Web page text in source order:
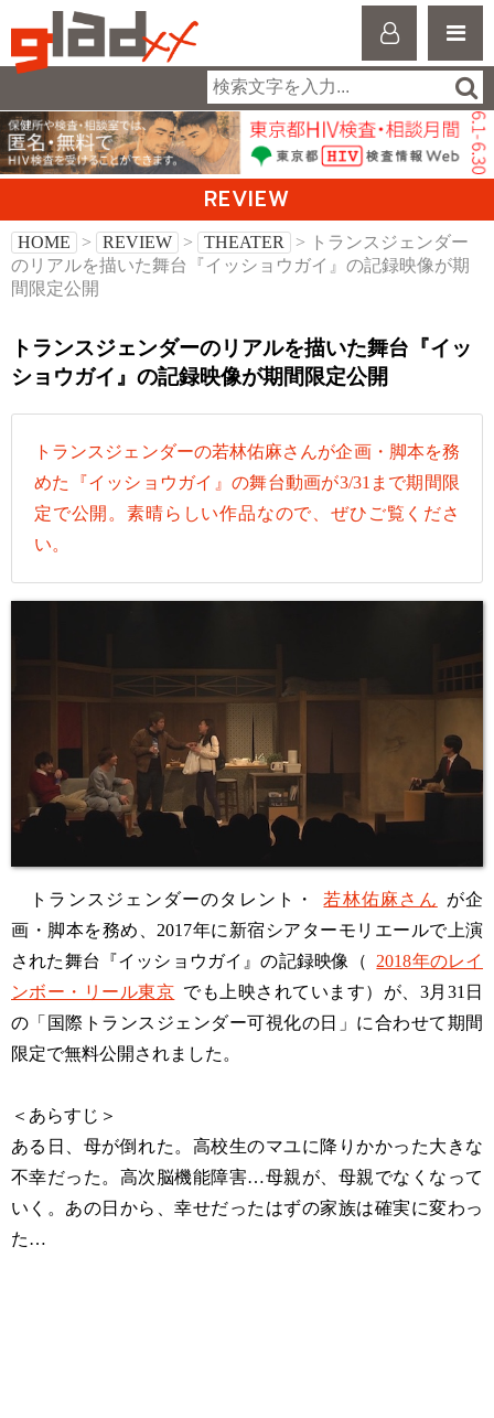
REVIEW
HOME > REVIEW > THEATER
> トランスジェンダー
のリアルを描いた舞台『イッショウガイ』の記録映像が期
間限定公開
トランスジェンダーのリアルを描いた舞台『イッ
ショウガイ』の記録映像が期間限定公開
トランスジェンダーの若林佑麻さんが企画・脚本を務
めた『イッショウガイ』の舞台動画が3/31まで期間限
定で公開。素晴らしい作品なので、ぜひご覧くださ
い。
トランスジェンダーのタレント・ 若林佑麻さん
が企
画・脚本を務め、2017年に新宿シアターモリエールで上演
された舞台『イッショウガイ』の記録映像（
2018年のレイ
ンボー・リール東京 でも上映されています）が、3月31日
の「国際トランスジェンダー可視化の日」に合わせて期間
限定で無料公開されました。
＜あらすじ＞
ある日、母が倒れた。高校生のマユに降りかかった大きな
不幸だった。高次脳機能障害…母親が、母親でなくなって
いく。あの日から、幸せだったはずの家族は確実に変わっ
た…